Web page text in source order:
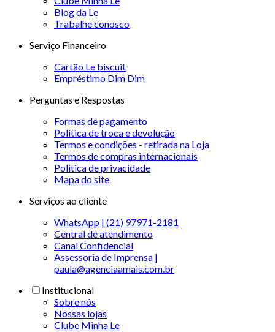
Blog da Le
Trabalhe conosco
Serviço Financeiro
Cartão Le biscuit
Empréstimo Dim Dim
Perguntas e Respostas
Formas de pagamento
Política de troca e devolução
Termos e condições - retirada na Loja
Termos de compras internacionais
Politica de privacidade
Mapa do site
Serviços ao cliente
WhatsApp | (21) 97971-2181
Central de atendimento
Canal Confidencial
Assessoria de Imprensa |
paula@agenciaamais.com.br
Institucional
Sobre nós
Nossas lojas
Clube Minha Le